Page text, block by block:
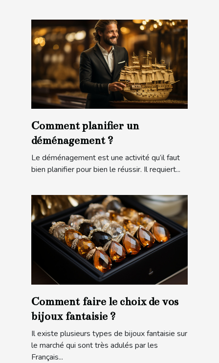
Comment planifier un
déménagement ?
Le déménagement est une activité qu’il faut
bien planifier pour bien le réussir. Il requiert...
Comment faire le choix de vos
bijoux fantaisie ?
Il existe plusieurs types de bijoux fantaisie sur
le marché qui sont très adulés par les
Français...